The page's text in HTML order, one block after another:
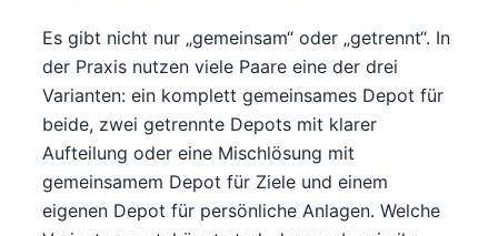
Es gibt nicht nur „gemeinsam“ oder „getrennt“. In
der Praxis nutzen viele Paare eine der drei
Varianten: ein komplett gemeinsames Depot für
beide, zwei getrennte Depots mit klarer
Aufteilung oder eine Mischlösung mit
gemeinsamem Depot für Ziele und einem
eigenen Depot für persönliche Anlagen. Welche